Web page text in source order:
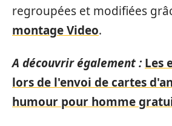
regroupées et modifiées
montage Video.
A découvrir également : Les
lors de l'envoi de cartes
humour pour homme